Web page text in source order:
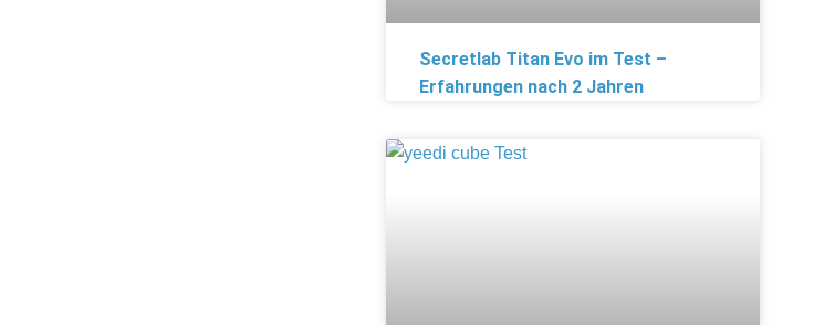
Secretlab Titan Evo im Test –
Erfahrungen nach 2 Jahren